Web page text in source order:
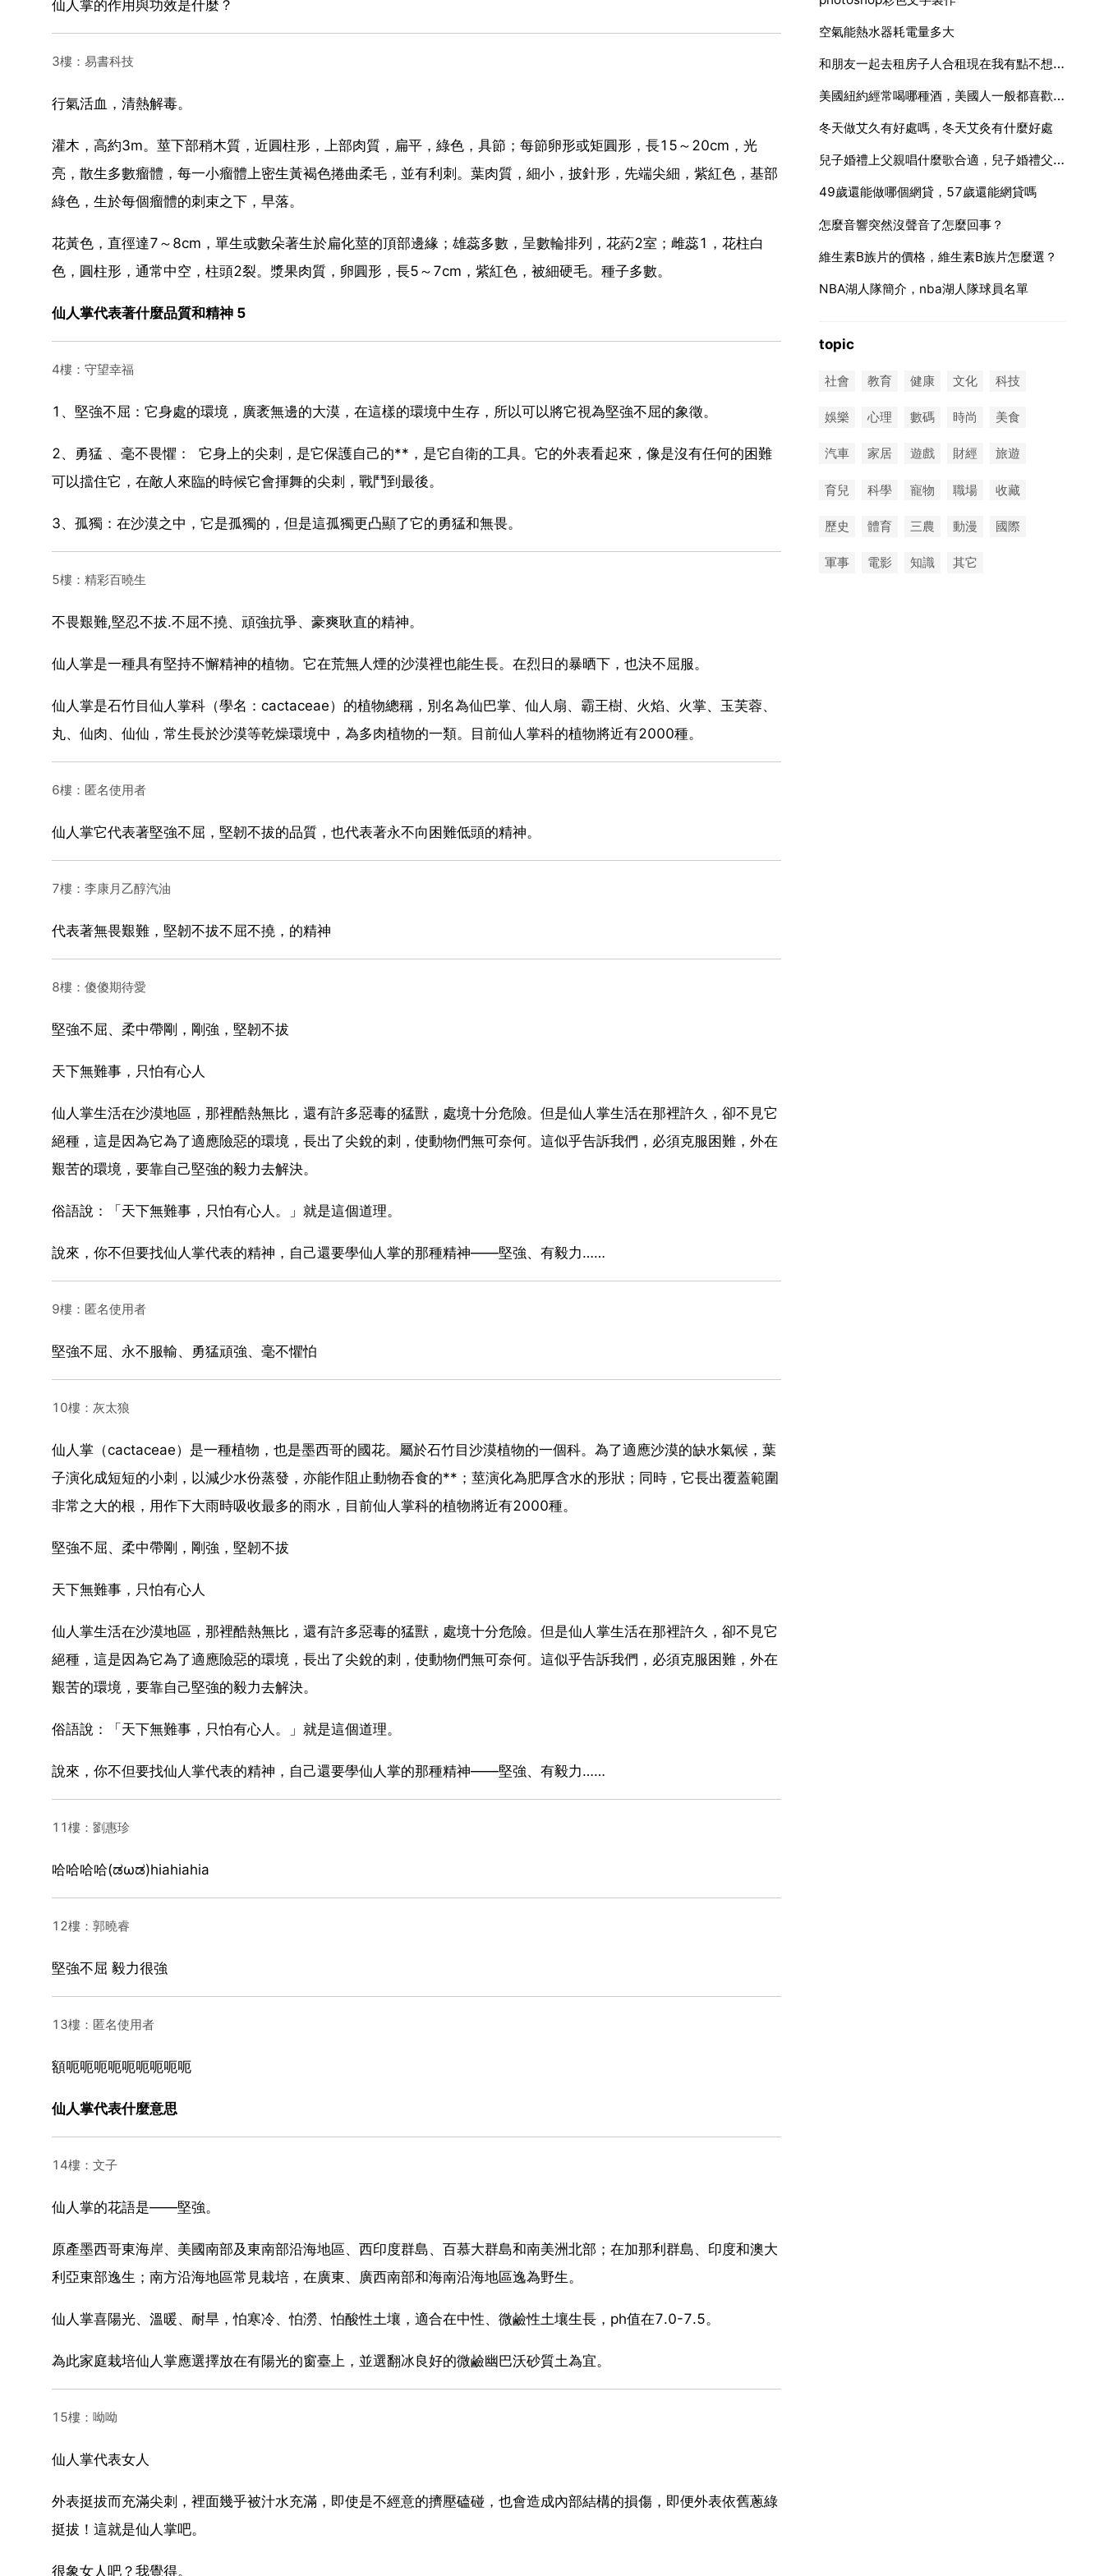
仙人掌的作用與功效是什麼？
3樓：易書科技
行氣活血，清熱解毒。
灌木，高約3m。莖下部稍木質，近圓柱形，上部肉質，扁平，綠色，具節；每節卵形或矩圓形，長15～20cm，光
亮，散生多數瘤體，每一小瘤體上密生黃褐色捲曲柔毛，並有利刺。葉肉質，細小，披針形，先端尖細，紫紅色，基部
綠色，生於每個瘤體的刺束之下，早落。
花黃色，直徑達7～8cm，單生或數朵著生於扁化莖的頂部邊緣；雄蕊多數，呈數輪排列，花葯2室；雌蕊1，花柱白
色，圓柱形，通常中空，柱頭2裂。漿果肉質，卵圓形，長5～7cm，紫紅色，被細硬毛。種子多數。
仙人掌代表著什麼品質和精神 5
4樓：守望幸福
1、堅強不屈：它身處的環境，廣袤無邊的大漠，在這樣的環境中生存，所以可以將它視為堅強不屈的象徵。
2、勇猛 、毫不畏懼： 它身上的尖刺，是它保護自己的**，是它自衛的工具。它的外表看起來，像是沒有任何的困難
可以擋住它，在敵人來臨的時候它會揮舞的尖刺，戰鬥到最後。
3、孤獨：在沙漠之中，它是孤獨的，但是這孤獨更凸顯了它的勇猛和無畏。
5樓：精彩百曉生
不畏艱難,堅忍不拔.不屈不撓、頑強抗爭、豪爽耿直的精神。
仙人掌是一種具有堅持不懈精神的植物。它在荒無人煙的沙漠裡也能生長。在烈日的暴晒下，也決不屈服。
仙人掌是石竹目仙人掌科（學名：cactaceae）的植物總稱，別名為仙巴掌、仙人扇、霸王樹、火焰、火掌、玉芙蓉、
丸、仙肉、仙仙，常生長於沙漠等乾燥環境中，為多肉植物的一類。目前仙人掌科的植物將近有2000種。
6樓：匿名使用者
仙人掌它代表著堅強不屈，堅韌不拔的品質，也代表著永不向困難低頭的精神。
7樓：李康月乙醇汽油
代表著無畏艱難，堅韌不拔不屈不撓，的精神
8樓：傻傻期待愛
堅強不屈、柔中帶剛，剛強，堅韌不拔
天下無難事，只怕有心人
仙人掌生活在沙漠地區，那裡酷熱無比，還有許多惡毒的猛獸，處境十分危險。但是仙人掌生活在那裡許久，卻不見它
絕種，這是因為它為了適應險惡的環境，長出了尖銳的刺，使動物們無可奈何。這似乎告訴我們，必須克服困難，外在
艱苦的環境，要靠自己堅強的毅力去解決。
俗語說：「天下無難事，只怕有心人。」就是這個道理。
說來，你不但要找仙人掌代表的精神，自己還要學仙人掌的那種精神——堅強、有毅力……
9樓：匿名使用者
堅強不屈、永不服輸、勇猛頑強、毫不懼怕
10樓：灰太狼
仙人掌（cactaceae）是一種植物，也是墨西哥的國花。屬於石竹目沙漠植物的一個科。為了適應沙漠的缺水氣候，葉
子演化成短短的小刺，以減少水份蒸發，亦能作阻止動物吞食的**；莖演化為肥厚含水的形狀；同時，它長出覆蓋範圍
非常之大的根，用作下大雨時吸收最多的雨水，目前仙人掌科的植物將近有2000種。
堅強不屈、柔中帶剛，剛強，堅韌不拔
天下無難事，只怕有心人
仙人掌生活在沙漠地區，那裡酷熱無比，還有許多惡毒的猛獸，處境十分危險。但是仙人掌生活在那裡許久，卻不見它
絕種，這是因為它為了適應險惡的環境，長出了尖銳的刺，使動物們無可奈何。這似乎告訴我們，必須克服困難，外在
艱苦的環境，要靠自己堅強的毅力去解決。
俗語說：「天下無難事，只怕有心人。」就是這個道理。
說來，你不但要找仙人掌代表的精神，自己還要學仙人掌的那種精神——堅強、有毅力……
11樓：劉惠珍
哈哈哈哈(ಡωಡ)hiahiahia
12樓：郭曉睿
堅強不屈 毅力很強
13樓：匿名使用者
額呃呃呃呃呃呃呃呃呃
仙人掌代表什麼意思
14樓：文子
仙人掌的花語是——堅強。
原產墨西哥東海岸、美國南部及東南部沿海地區、西印度群島、百慕大群島和南美洲北部；在加那利群島、印度和澳大
利亞東部逸生；南方沿海地區常見栽培，在廣東、廣西南部和海南沿海地區逸為野生。
仙人掌喜陽光、溫暖、耐旱，怕寒冷、怕澇、怕酸性土壤，適合在中性、微鹼性土壤生長，ph值在7.0-7.5。
為此家庭栽培仙人掌應選擇放在有陽光的窗臺上，並選翻冰良好的微鹼幽巴沃砂質土為宜。
15樓：呦呦
仙人掌代表女人
外表挺拔而充滿尖刺，裡面幾乎被汁水充滿，即使是不經意的擠壓磕碰，也會造成內部結構的損傷，即便外表依舊蔥綠
挺拔！這就是仙人掌吧。
很象女人吧？我覺得。
空氣能熱水器耗電量多大
和朋友一起去租房子人合租現在我有點不想租了該怎麼給朋友說
美國紐約經常喝哪種酒，美國人一般都喜歡喝什麼酒啊？
冬天做艾久有好處嗎，冬天艾灸有什麼好處
兒子婚禮上父親唱什麼歌合適，兒子婚禮父親唱首什麼歌合適
49歲還能做哪個網貸，57歲還能網貸嗎
怎麼音響突然沒聲音了怎麼回事？
維生素B族片的價格，維生素B族片怎麼選？
NBA湖人隊簡介，nba湖人隊球員名單
topic
社會 教育 健康 文化 科技
娛樂 心理 數碼 時尚 美食
汽車 家居 遊戲 財經 旅遊
育兒 科學 寵物 職場 收藏
歷史 體育 三農 動漫 國際
軍事 電影 知識 其它